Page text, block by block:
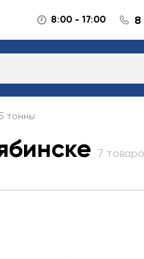
8:00 - 17:00 8
тонны
7